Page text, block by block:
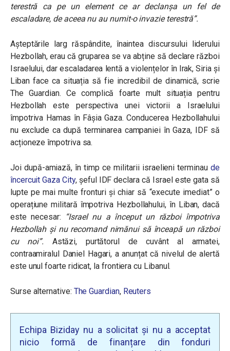
terestră ca pe un element ce ar declanșa un fel de
escaladare, de aceea nu au numit-o invazie terestră”.
Așteptările larg răspândite, înaintea discursului liderului
Hezbollah, erau că gruparea se va abține să declare război
Israelului, dar escaladarea lentă a violențelor în Irak, Siria și
Liban face ca situația să fie incredibil de dinamică, scrie
The Guardian. Ce complică foarte mult situația pentru
Hezbollah este perspectiva unei victorii a Israelului
împotriva Hamas în Fâșia Gaza. Conducerea Hezbollahului
nu exclude ca după terminarea campaniei în Gaza, IDF să
acționeze împotriva sa.
Joi după-amiază, în timp ce militarii israelieni terminaude
încercuit Gaza City, șeful IDF declara că Israel este gata să
lupte pe mai multe fronturi și chiar să “execute imediat” o
operațiune militară împotriva Hezbollahului, în Liban, dacă
este necesar:
“Israel nu a început un război împotriva
Hezbollah și nu recomand nimănui să înceapă un război
cu noi”. Astăzi, purtătorul de cuvânt al armatei,
contraamiralul Daniel Hagari, a anunțat că nivelul de alertă
este unul foarte ridicat, la frontiera cu Libanul.
Surse alternative: The Guardian, Reuters
Echipa Biziday nu a solicitat și nu a acceptat
nicio formă de finanțare din fonduri